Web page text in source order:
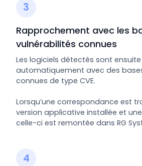
3
Rapprochement avec les
vulnérabilités connues
Les logiciels détectés sont
automatiquement avec des
connues de type CVE.
Lorsqu’une correspondance est
version applicative installée et
celle-ci est remontée dans RG
4